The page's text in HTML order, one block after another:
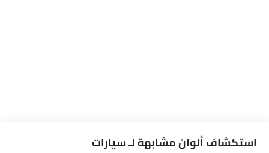
استكشاف ألوان مشابهة لـ سيارات